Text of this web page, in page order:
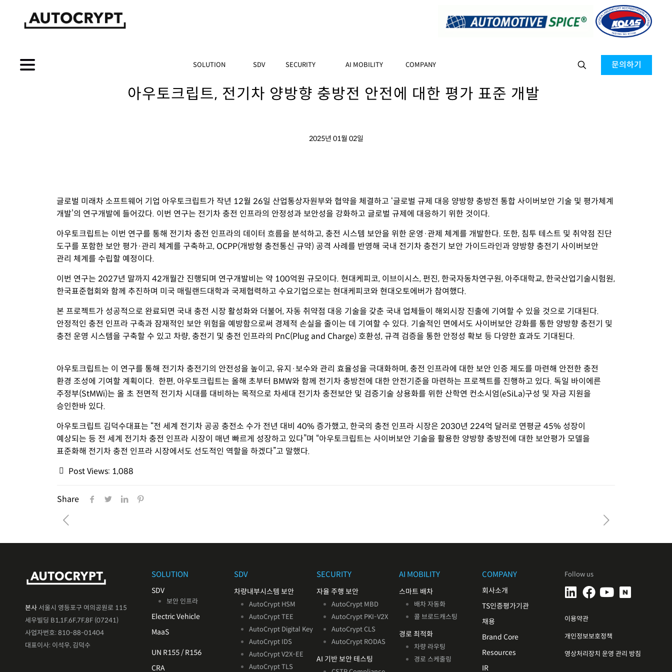
SOLUTION SDV SECURITY AI MOBILITY COMPANY 문의하기
아우토크립트, 전기차 양방향 충방전 안전에 대한 평가 표준 개발
2025년 01월 02일
글로벌 미래차소프트웨어 기업 아우토크립트가 작년 12월 26일 산업통상자원부와 협약을 체결하고 ‘글로벌 규제 대응 양방향 충방전 통합 사이버보안 기술 및 평가체계
개발’의 연구개발에 들어갔다. 이번 연구는 전기차 충전 인프라의 안정성과 보안성을 강화하고 글로벌 규제에 대응하기 위한 것이다.
아우토크립트는 이번 연구를 통해 전기차 충전 인프라의 데이터 흐름을 분석하고, 충전 시스템 보안을 위한 운영·관제 체계를 개발한다. 또한, 침투 테스트 및 취약점 진단
도구를 포함한 보안 평가·관리 체계를 구축하고, OCPP(개방형 충전통신 규약) 공격 사례를 반영해 국내 전기차 충전기 보안 가이드라인과 양방향 충전기 사이버보안
관리 체계를 수립할 예정이다.
이번 연구는 2027년 말까지 42개월간 진행되며 연구개발비는 약 100억원 규모이다. 현대케피코, 이브이시스, 펀진, 한국자동차연구원, 아주대학교, 한국산업기술시험원,
한국표준협회와 함께 추진하며 미국 매릴랜드대학과 국제협력하고 수요기업으로는 현대케피코와 현대오토에버가 참여했다.
본 프로젝트가 성공적으로 완료되면 국내 충전 시장 활성화와 더불어, 자동 취약점 대응 기술을 갖춘 국내 업체들이 해외시장 진출에 기여할 수 있을 것으로 기대된다.
안정적인 충전 인프라 구축과 잠재적인 보안 위험을 예방함으로써 경제적 손실을 줄이는 데 기여할 수 있다. 기술적인 면에서도 사이버보안 강화를 통한 양방향 충전기 및
충전 운영 시스템을 구축할 수 있고 차량, 충전기 및 충전 인프라의 PnC(Plug and Charge) 호환성, 규격 검증을 통한 안정성 확보 등 다양한 효과도 기대된다.
아우토크립트는 이 연구를 통해 전기차 충전기의 안전성을 높이고, 유지 ·보수와 관리 효율성을 극대화하며, 충전 인프라에 대한 보안 인증 제도를 마련해 안전한 충전
환경 조성에 기여할 계획이다. 한편, 아우토크립트는 올해 초부터 BMW와 함께 전기차 충방전에 대한 안전기준을 마련하는 프로젝트를 진행하고 있다. 독일 바이에른
주정부(StMWi)는 올 초 전면적 전기차 시대를 대비하는 목적으로 차세대 전기차 충전보안 및 검증기술 상용화를 위한 산학연 컨소시엄(eSiLa)구성 및 자금 지원을
승인한바 있다.
아우토크립트 김덕수대표는 “전 세계 전기차 공공 충전소 수가 전년 대비 40% 증가했고, 한국의 충전 인프라 시장은 2030년 224억 달러로 연평균 45% 성장이
예상되는 등 전 세계 전기차 충전 인프라 시장이 매년 빠르게 성장하고 있다”며 “아우토크립트는 사이버보안 기술을 활용한 양방향 충방전에 대한 보안평가 모델을
표준화해 전기차 충전 인프라 시장에서도 선도적인 역할을 하겠다”고 말했다.
Post Views: 1,088
Share
본사 서울시 영등포구 여의공원로 115
세우빌딩 B1,1F,6F,7F,8F (07241)
사업자번호: 810-88-01404
대표이사: 이석우, 김덕수
SOLUTION
SDV
보안 인프라
Electric Vehicle
MaaS
UN R155 / R156
CRA
SDV
차량내부시스템 보안
AutoCrypt HSM
AutoCrypt TEE
AutoCrypt Digital Key
AutoCrypt IDS
AutoCrypt V2X-EE
AutoCrypt TLS
SECURITY
자율 주행 보안
AutoCrypt MBD
AutoCrypt PKI-V2X
AutoCrypt CLS
AutoCrypt RODAS
AI 기반보안 테스팅
AI MOBILITY
스마트 배차
배차 자동화
콜 브로드캐스팅
경로 최적화
차량 라우팅
경로 스케줄링
COMPANY
회사소개
TS인증평가기관
채용
Brand Core
Resources
IR
Follow us
이용약관
개인정보보호정책
영상처리장치 운영 관리 방침